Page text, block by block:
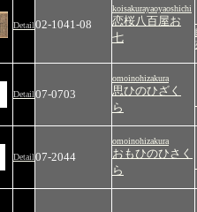
Detail02-1041-08
koisakurayaoyaoshichi
恋桜八百屋お
七
Detail07-0703
omoinohizakura
思ひのひざく
ら
Detail07-2044
omoinohizakura
おもひのひさく
ら